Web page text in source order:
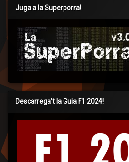
Juga a la Superporra!
Descarrega’t la Guia F1 2024!